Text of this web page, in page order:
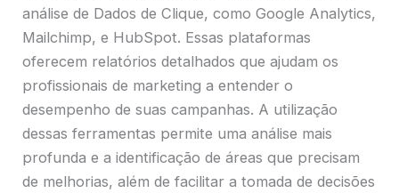
análise de Dados de Clique, como Google Analytics,
Mailchimp, e HubSpot. Essas plataformas
oferecem relatórios detalhados que ajudam os
profissionais de marketing a entender o
desempenho de suas campanhas. A utilização
dessas ferramentas permite uma análise mais
profunda e a identificação de áreas que precisam
de melhorias, além de facilitar a tomada de decisões